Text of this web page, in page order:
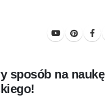
sposób na naukę